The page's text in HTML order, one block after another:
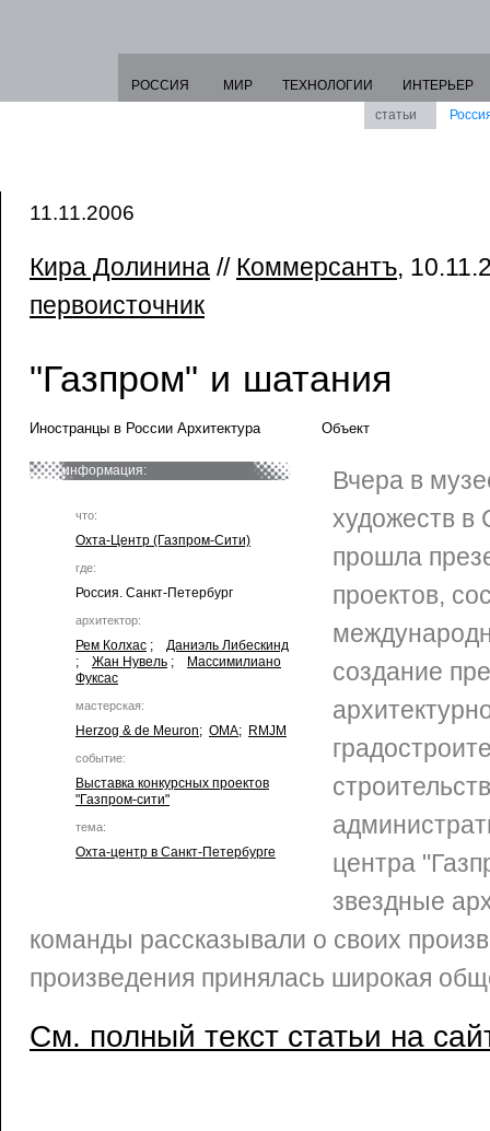
РОССИЯ МИР ТЕХНОЛОГИИ
ИНТЕРЬЕР
статьи
11.11.2006
Кира Долинина // Коммерсантъ,
первоисточник
"Газпром" и шатания
Иностранцы в России Архитектура Объект
информация:
что:
Охта-Центр (Газпром-Сити)
где:
Россия. Санкт-Петербург
архитектор:
Рем Колхас ; Даниэль Либескинд
; Жан Нувель ;
Массимилиано
Фуксас
мастерская:
Herzog & de Meuron; OMA; RMJM
событие:
Выставка конкурсных проектов
"Газпром-сити"
тема:
Охта-центр в Санкт-Петербурге
Вчера в
художеств в
прошла
проектов,
создание
центра
звездные
команды рассказывали о своих
произведения принялась широкая
См. полный текст статьи на